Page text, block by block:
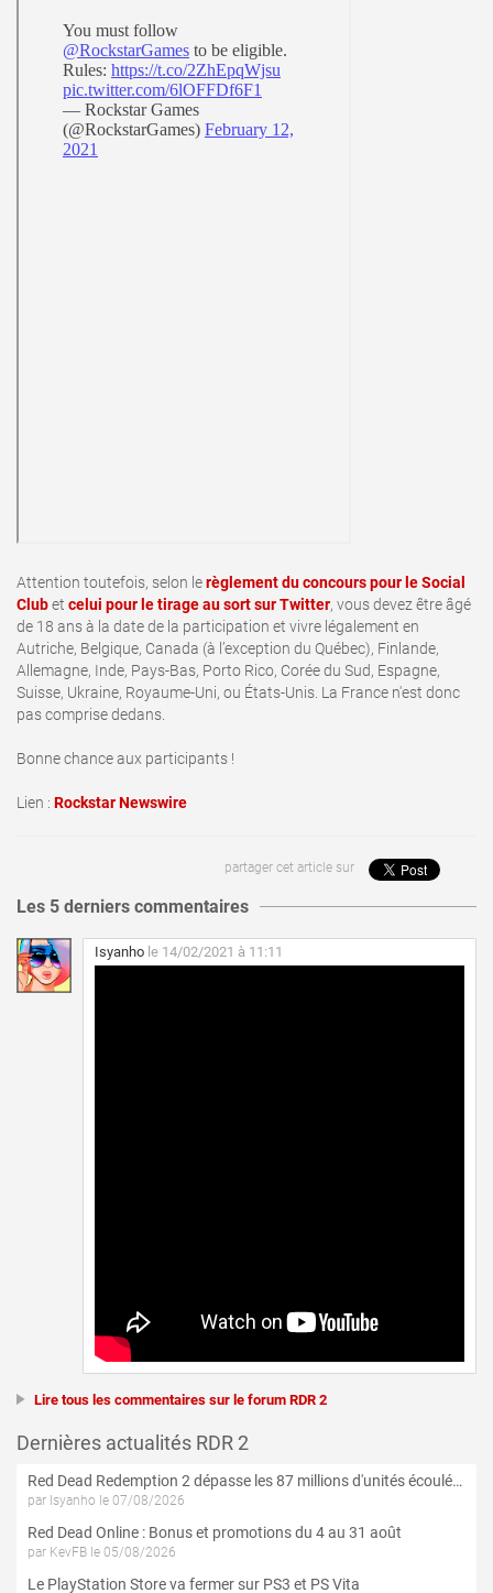
Attention toutefois, selon lerèglement du concours pour le Social
Clubet celui pour le tirage au sort sur Twitter, vous devez être âgé
de 18 ans à la date de la participation et vivre légalement en
Autriche, Belgique, Canada (à l’exception du Québec), Finlande,
Allemagne, Inde, Pays-Bas, Porto Rico, Corée du Sud, Espagne,
Suisse, Ukraine, Royaume-Uni, ou États-Unis. La France n'est donc
pas comprise dedans.
Bonne chance aux participants !
Lien : Rockstar Newswire
partager cet article sur
Les 5 derniers commentaires
Isyanho le 14/02/2021 à 11:11
Lire tous les commentaires sur le forum RDR 2
Dernières actualités RDR 2
Red Dead Redemption 2 dépasse les 87 millions d'unités écoulées
par Isyanho le 07/08/2026
Red Dead Online : Bonus et promotions du 4 au 31 août
par KevFB le 05/08/2026
Le PlayStation Store va fermer sur PS3 et PS Vita